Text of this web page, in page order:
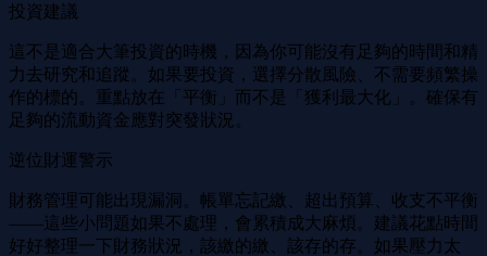
投資建議
這不是適合大筆投資的時機，因為你可能沒有足夠的時間和精
力去研究和追蹤。如果要投資，選擇分散風險、不需要頻繁操
作的標的。重點放在「平衡」而不是「獲利最大化」。確保有
足夠的流動資金應對突發狀況。
逆位財運警示
財務管理可能出現漏洞。帳單忘記繳、超出預算、收支不平衡
——這些小問題如果不處理，會累積成大麻煩。建議花點時間
好好整理一下財務狀況，該繳的繳、該存的存。如果壓力太